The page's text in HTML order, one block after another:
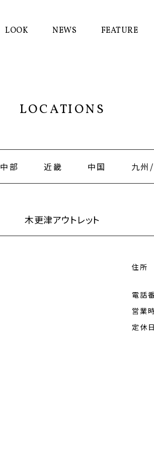
LOOK NEWS FEATURE
LOCATIONS
中部 近畿 中国 九州
木更津アウトレット
住所
電話
営業
定休日